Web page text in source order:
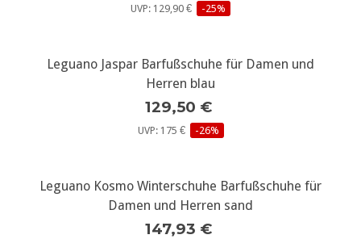
UVP: 129,90 € -25%
Leguano Jaspar Barfußschuhe für Damen und
Herren blau
129,50 €
UVP: 175 € -26%
Leguano Kosmo Winterschuhe Barfußschuhe für
Damen und Herren sand
147,93 €